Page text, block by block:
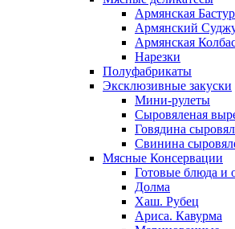
Армянская
Армянский
Армянская
Нарезки
Полуфабрикаты
Эксклюзивные закуски
Мини-рулеты
Сыровяленая
Говядина
Свинина
Мясные Консервации
Готовые блюда и
Долма
Хаш. Рубец
Ариса. Кавурма